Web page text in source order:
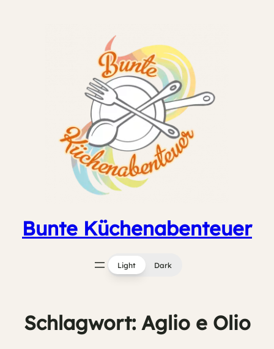
Bunte Küchenabenteuer
Light Dark
Schlagwort: Aglio e Olio